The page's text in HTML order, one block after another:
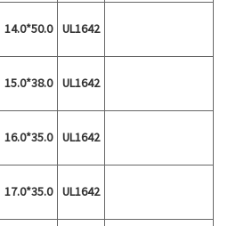
14.0*50.0 UL1642
15.0*38.0 UL1642
16.0*35.0 UL1642
17.0*35.0 UL1642